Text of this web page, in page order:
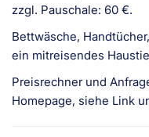
zzgl. Pauschale: 60 €.
Bettwäsche,
ein mitreisendes
Preisrechner und
Homepage, siehe Link